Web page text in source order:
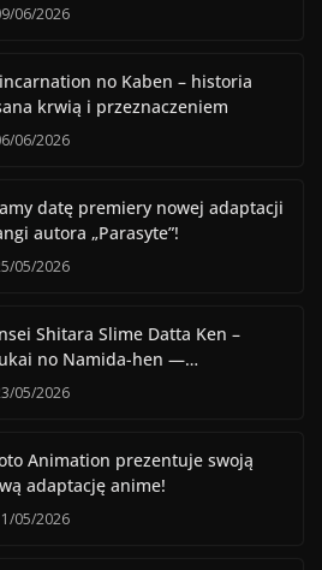
06/2026
no Kaben – historia
krwią i przeznaczeniem
06/2026
datę premiery nowej adaptacji
autora „Parasyte”!
05/2026
Shitara Slime Datta Ken –
no Namida-hen —…
05/2026
Animation prezentuje swoją
adaptację anime!
05/2026